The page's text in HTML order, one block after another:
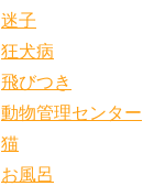
迷子
狂犬病
飛びつき
動物管理センター
猫
お風呂